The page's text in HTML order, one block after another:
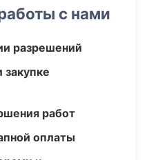
с нами
разрешений
работ
оплаты